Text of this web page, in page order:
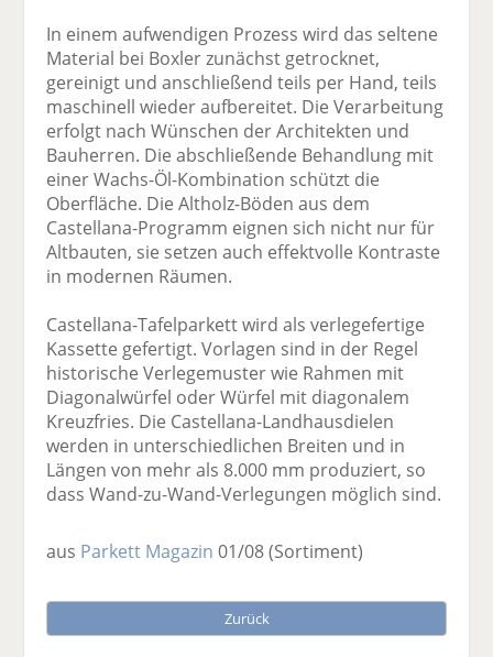
In einem aufwendigen Prozess wird das seltene
Material bei Boxler zunächst getrocknet,
gereinigt und anschließend teils per Hand, teils
maschinell wieder aufbereitet. Die Verarbeitung
erfolgt nach Wünschen der Architekten und
Bauherren. Die abschließende Behandlung mit
einer Wachs-Öl-Kombination schützt die
Oberfläche. Die Altholz-Böden aus dem
Castellana-Programm eignen sich nicht nur für
Altbauten, sie setzen auch effektvolle Kontraste
in modernen Räumen.
Castellana-Tafelparkett wird als verlegefertige
Kassette gefertigt. Vorlagen sind in der Regel
historische Verlegemuster wie Rahmen mit
Diagonalwürfel oder Würfel mit diagonalem
Kreuzfries. Die Castellana-Landhausdielen
werden in unterschiedlichen Breiten und in
Längen von mehr als 8.000 mm produziert, so
dass Wand-zu-Wand-Verlegungen möglich sind.
aus Parkett Magazin 01/08(Sortiment)
Zurück